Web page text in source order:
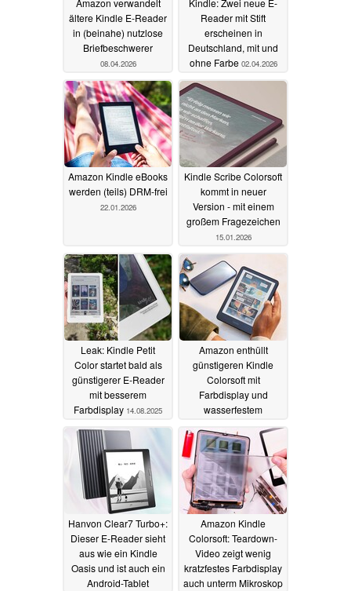
Amazon verwandelt
ältere Kindle E-Reader
in (beinahe) nutzlose
Briefbeschwerer
08.04.2026
Kindle: Zwei neue E-
Reader mit Stift
erscheinen in
Deutschland, mit und
ohne Farbe 02.04.2026
Amazon Kindle eBooks
werden (teils) DRM-frei
22.01.2026
Kindle Scribe Colorsoft
kommt in neuer
Version - mit einem
großem Fragezeichen
15.01.2026
Leak: Kindle Petit
Color startet bald als
günstigerer E-Reader
mit besserem
Farbdisplay 14.08.2025
Amazon enthüllt
günstigeren Kindle
Colorsoft mit
Farbdisplay und
wasserfestem
Gehäuse sowie Kids
Edition24.07.2025
Hanvon Clear7 Turbo+:
Dieser E-Reader sieht
aus wie ein Kindle
Oasis und ist auch ein
Android-Tablet
Amazon Kindle
Colorsoft: Teardown-
Video zeigt wenig
kratzfestes Farbdisplay
auch unterm Mikroskop